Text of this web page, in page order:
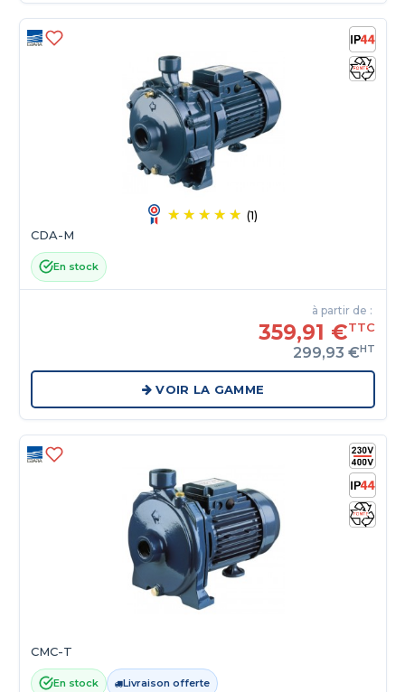
(1)
CDA-M
En stock
à partir de :
359,91 €TTC
299,93 €HT
VOIR LA GAMME
CMC-T
En stock Livraison offerte